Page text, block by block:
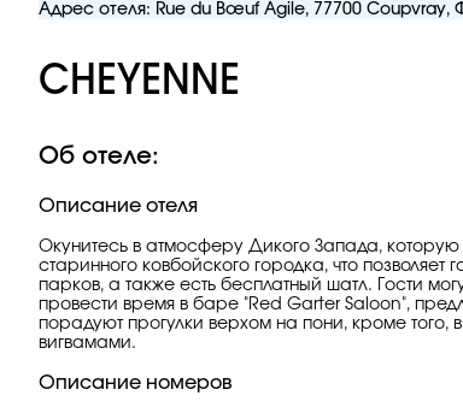
Адрес отеля: Rue du Bœuf Agile, 77700 Coupvray,
CHEYENNE
Об отеле:
Описание отеля
Окунитесь в атмосферу Дикого Запада,
старинного ковбойского городка, что
парков, а также есть бесплатный шатл. Гости
провести время в баре "Red Garter Saloon",
порадуют прогулки верхом на пони, кроме того,
вигвамами.
Описание номеров